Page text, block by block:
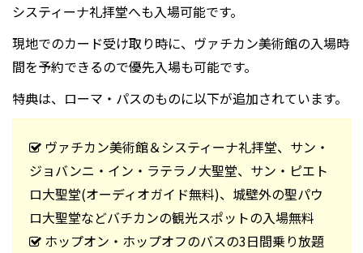
システィーナ礼拝堂へも入場可能です。
現地でのカード受け取り時に、ヴァチカン美術館の入場時
間を予約できるので優先入場も可能です。
特典は、ローマ・パスのものに以下が追加されています。
ヴァチカン美術館＆システィーナ礼拝堂、サン・
ジョバンニ・イン・ラテラノ大聖堂、サン・ピエト
ロ大聖堂(オーディオガイド無料)、城壁外の聖パウ
ロ大聖堂などバチカンの観光スポットの入場無料
ホップオン・ホップオフのバスの3日間乗り放題